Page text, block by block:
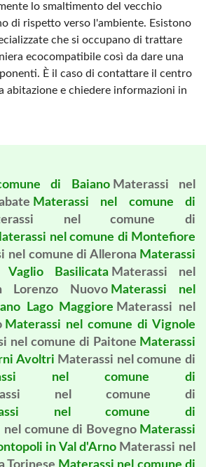
lo smaltimento del vecchio
di rispetto verso l'ambiente. Esistono
che si occupano di trattare
ecocompatibile così da dare una
È il caso di contattare il centro
abitazione e chiedere informazioni in
di Baiano Materassi nel
Materassi nel comune di
nel comune di
nel comune di Montefiore
nel comune di Allerona Materassi
Basilicata Materassi nel
Lorenzo Nuovo Materassi nel
Lago Maggiore Materassi nel
Materassi nel comune di Vignole
nel comune di Paitone Materassi
Avoltri Materassi nel comune di
nel comune di
nel comune di
nel comune di
nel comune di Bovegno Materassi
in Val d'Arno Materassi nel